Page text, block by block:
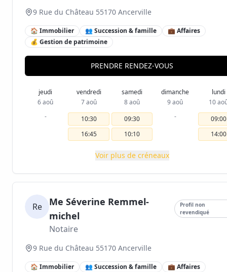
9 Rue du Château 55170 Ancerville
🏠 Immobilier 👥 Succession & famille
💼 Affaires
💰 Gestion de patrimoine
PRENDRE RENDEZ-VOUS
jeudi
6 aoû
-
vendredi
7 aoû
10:30
16:45
samedi
8 aoû
09:30
10:10
dimanche
9 aoû
-
lundi
10
09:00
14:00
Voir plus de créneaux
Re
Me Séverine Remmel-
michel
Profil non
revendiqué
Notaire
9 Rue du Château 55170 Ancerville
🏠 Immobilier 👥 Succession & famille
💼 Affaires